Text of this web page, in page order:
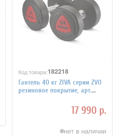
Код товара:182218
Гантель 40 кг ZIVA серии ZVO
резиновое покрытие, арт.
17 990 р.
нет в наличии